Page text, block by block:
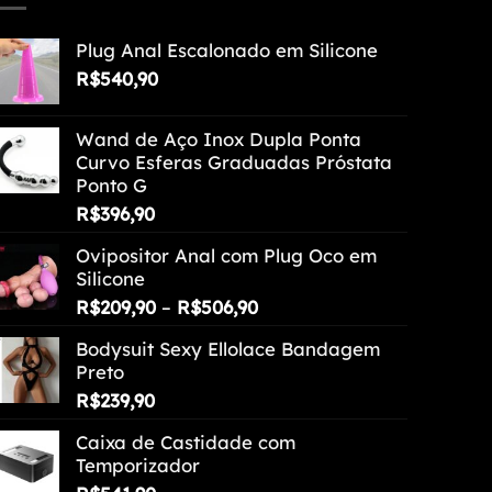
Plug Anal Escalonado em Silicone
R$540,90
Wand de Aço Inox Dupla Ponta
Curvo Esferas Graduadas Próstata
Ponto G
R$396,90
Ovipositor Anal com Plug Oco em
Silicone
R$209,90 – R$506,90Faixa
preço:
Bodysuit Sexy Ellolace Bandagem
Preto
R$239,90
Caixa de Castidade com
Temporizador